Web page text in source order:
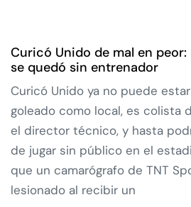
Curicó Unido de mal en
se quedó sin entrenador
Curicó Unido ya no puede
goleado como local, es colista
el director técnico, y hasta
de jugar sin público en el
que un camarógrafo de TNT
lesionado al recibir un